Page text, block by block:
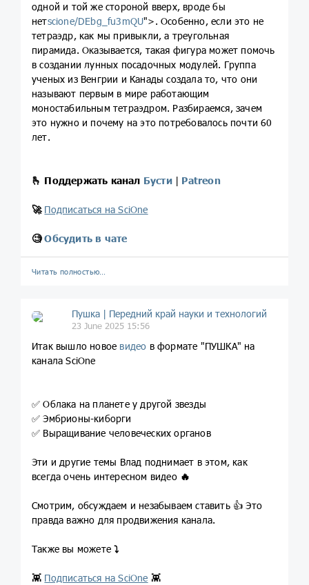
одной и той же стороной вверх, вроде бы
нетscione/DEbg_fu3mQU">. Особенно, если это не
тетраэдр, как мы привыкли, а треугольная
пирамида. Оказывается, такая фигура может помочь
в создании лунных посадочных модулей. Группа
ученых из Венгрии и Канады создала то, что они
называют первым в мире работающим
моностабильным тетраэдром. Разбираемся, зачем
это нужно и почему на это потребовалось почти 60
лет.
🫰 Поддержать канал Бусти| Patreon
🚀 Подписаться на SciOne
🧐 Обсудить в чате
Читать полностью…
Пушка | Передний край науки и технологий
23 June 2025 15:56
Итак вышло новое видео в формате "ПУШКА" на
канала SciOne
✅ Облака на планете у другой звезды
✅ Эмбрионы-киборги
✅ Выращивание человеческих органов
Эти и другие темы Влад поднимает в этом, как
всегда очень интересном видео 🔥
Смотрим, обсуждаем и незабываем ставить 👍 Это
правда важно для продвижения канала.
Также вы можете⤵️
👾 Подписаться на SciOne 👾